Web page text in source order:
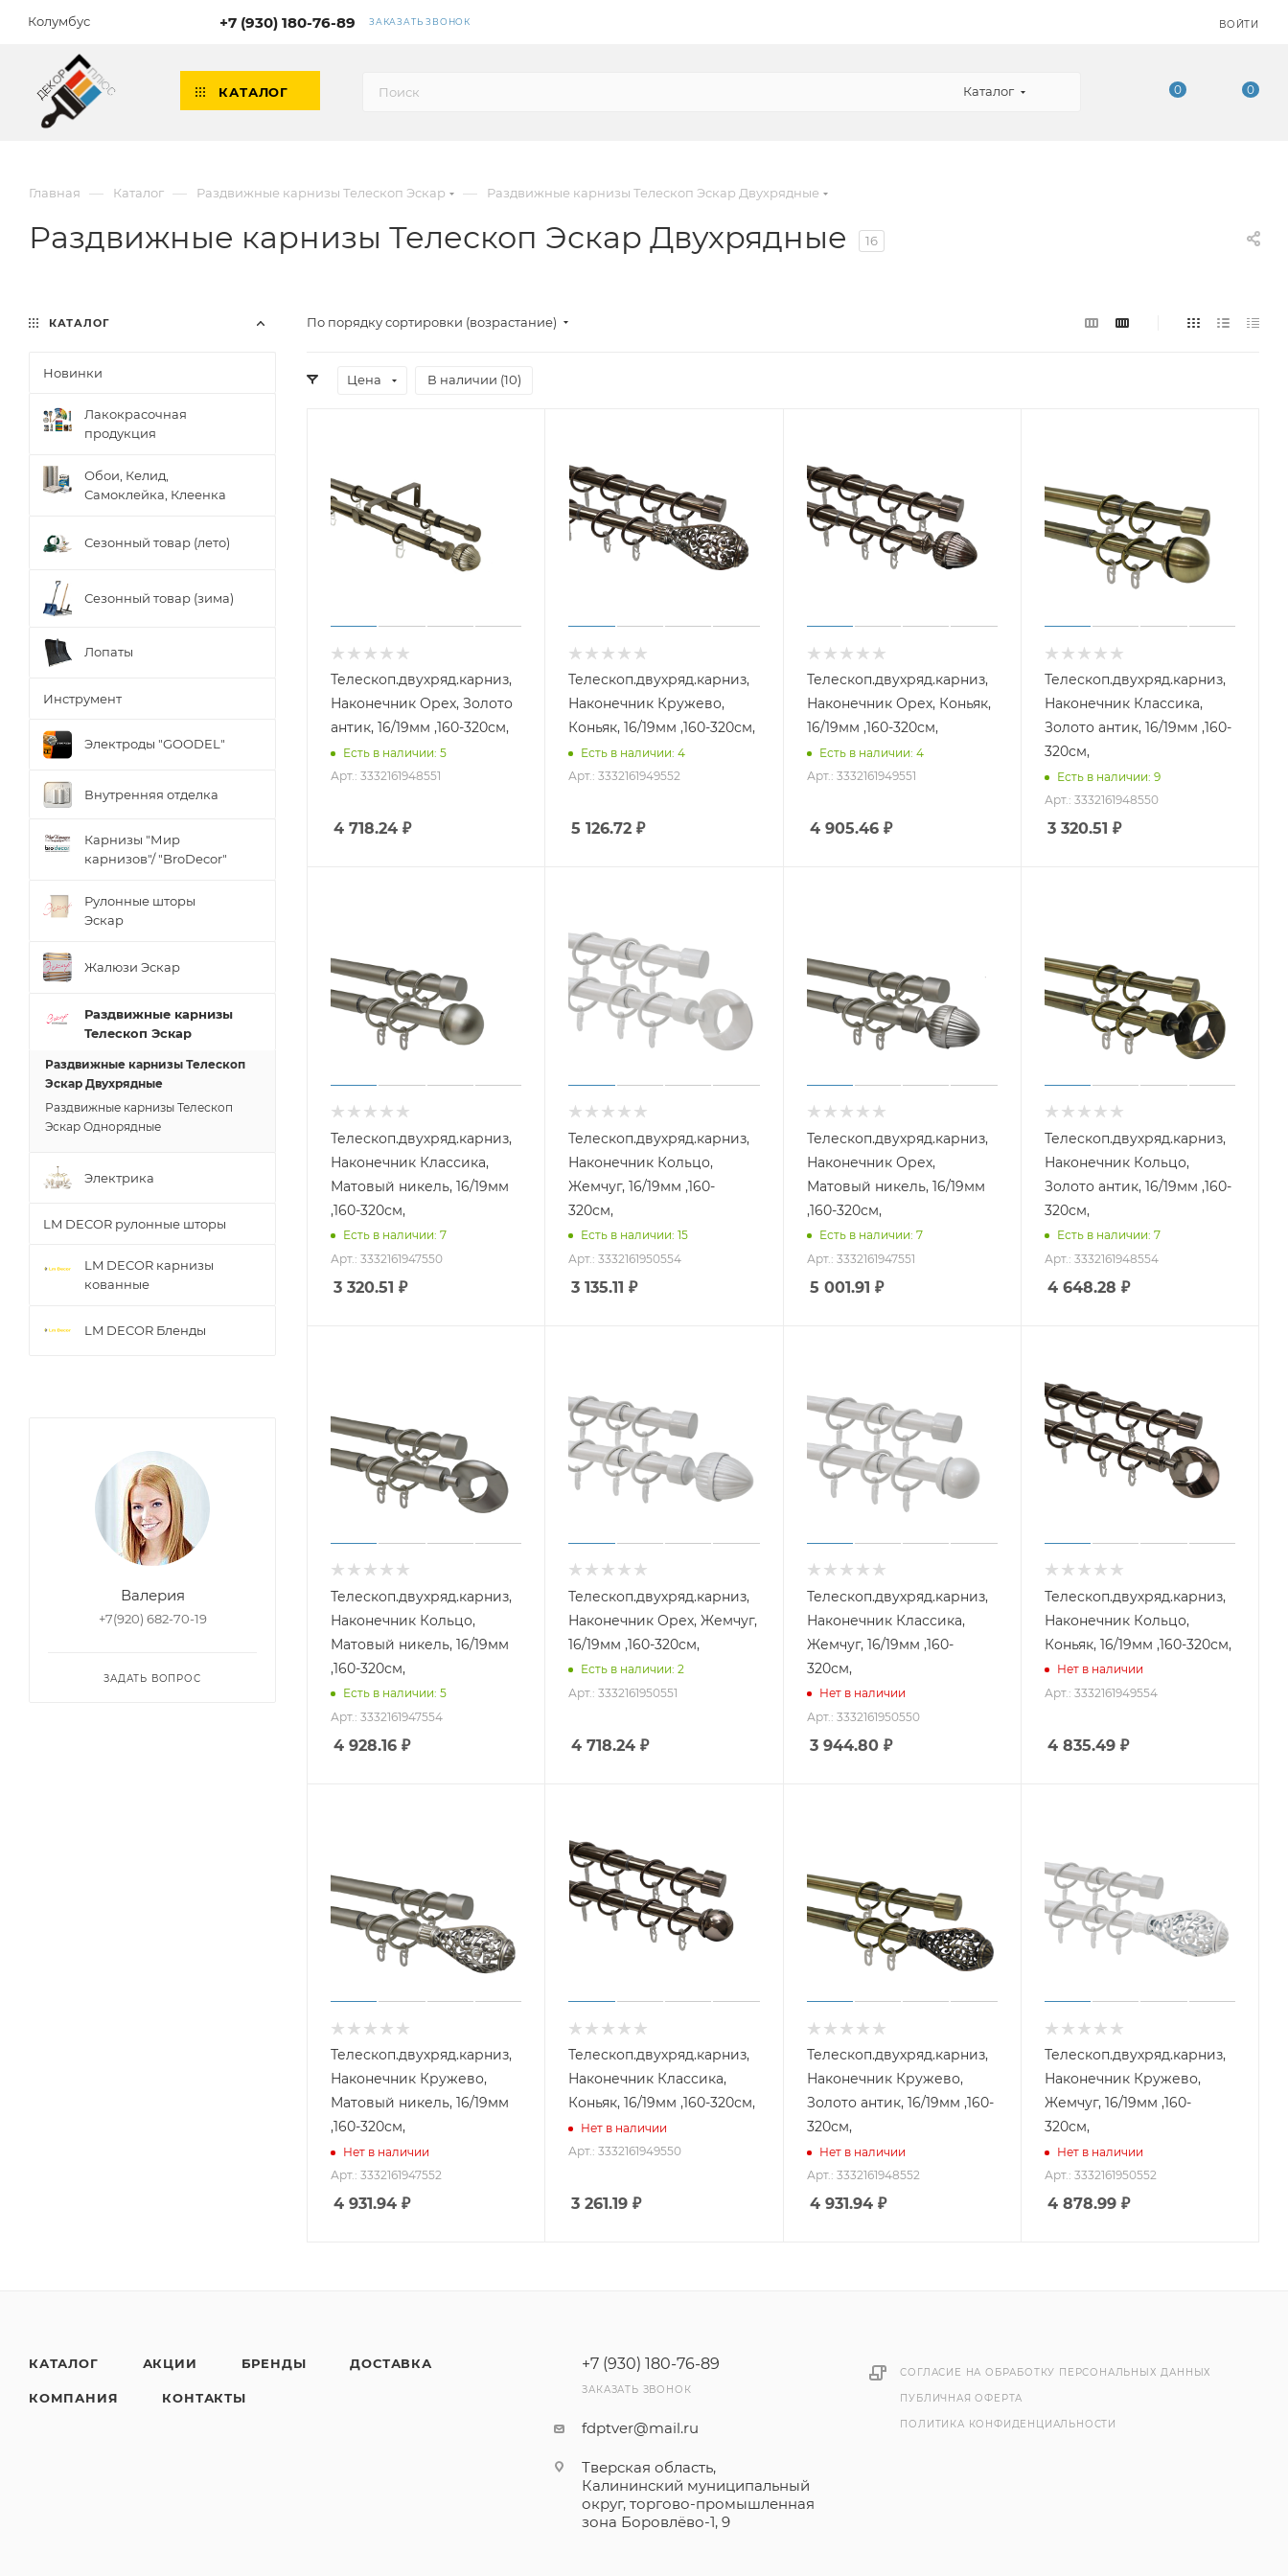
Колумбус +7 (930) 180-76-89 ЗАКАЗАТЬ ЗВОНОК ВОЙТИ
КАТАЛОГ Каталог 0 0
Главная — Каталог — Раздвижные карнизы Телескоп Эскар — Раздвижные карнизы Телескоп Эскар Двухрядные
Раздвижные карнизы Телескоп Эскар Двухрядные 16
По порядку сортировки (возрастание)
Цена В наличии (10)
Телескоп.двухряд.карниз,
Наконечник Орех, Золото
антик, 16/19мм ,160-320см,
Есть в наличии: 5
Арт.: 3332161948551
4 718.24 ₽
Телескоп.двухряд.карниз,
Наконечник Кружево,
Коньяк, 16/19мм ,160-320см,
Есть в наличии: 4
Арт.: 3332161949552
5 126.72 ₽
Телескоп.двухряд.карниз,
Наконечник Орех, Коньяк,
16/19мм ,160-320см,
Есть в наличии: 4
Арт.: 3332161949551
4 905.46₽
Телескоп.двухряд.карниз,
Наконечник Классика,
Золото антик, 16/19мм ,160-
320см,
Есть в наличии: 9
Арт.: 3332161948550
3 320.51 ₽
Телескоп.двухряд.карниз,
Наконечник Классика,
Матовый никель, 16/19мм
,160-320см,
Есть в наличии: 7
Арт.: 3332161947550
3 320.51 ₽
Телескоп.двухряд.карниз,
Наконечник Кольцо,
Жемчуг, 16/19мм ,160-
320см,
Есть в наличии: 15
Арт.: 3332161950554
3 135.11 ₽
Телескоп.двухряд.карниз,
Наконечник Орех,
Матовый никель, 16/19мм
,160-320см,
Есть в наличии: 7
Арт.: 3332161947551
5 001.91 ₽
Телескоп.двухряд.карниз,
Наконечник Кольцо,
Золото антик, 16/19мм ,160-
320см,
Есть в наличии: 7
Арт.: 3332161948554
4 648.28 ₽
Телескоп.двухряд.карниз,
Наконечник Кольцо,
Матовый никель, 16/19мм
,160-320см,
Есть в наличии: 5
Арт.: 3332161947554
4 928.16 ₽
Телескоп.двухряд.карниз,
Наконечник Орех, Жемчуг,
16/19мм ,160-320см,
Есть в наличии: 2
Арт.: 3332161950551
4 718.24 ₽
Телескоп.двухряд.карниз,
Наконечник Классика,
Жемчуг, 16/19мм ,160-
320см,
Нет в наличии
Арт.: 3332161950550
3 944.80₽
Телескоп.двухряд.карниз,
Наконечник Кольцо,
Коньяк, 16/19мм ,160-320см,
Нет в наличии
Арт.: 3332161949554
4 835.49₽
Телескоп.двухряд.карниз,
Наконечник Кружево,
Матовый никель, 16/19мм
,160-320см,
Нет в наличии
Арт.: 3332161947552
4 931.94 ₽
Телескоп.двухряд.карниз,
Наконечник Классика,
Коньяк, 16/19мм ,160-320см,
Нет в наличии
Арт.: 3332161949550
3 261.19 ₽
Телескоп.двухряд.карниз,
Наконечник Кружево,
Золото антик, 16/19мм ,160-
320см,
Нет в наличии
Арт.: 3332161948552
4 931.94₽
Телескоп.двухряд.карниз,
Наконечник Кружево,
Жемчуг, 16/19мм ,160-
320см,
Нет в наличии
Арт.: 3332161950552
4 878.99₽
КАТАЛОГ
Новинки
Лакокрасочная
продукция
Обои, Келид,
Самоклейка, Клеенка
Сезонный товар (лето)
Сезонный товар (зима)
Лопаты
Инструмент
Электроды "GOODEL"
Внутренняя отделка
Карнизы "Мир
карнизов"/ "BroDecor"
Рулонные шторы
Эскар
Жалюзи Эскар
Раздвижные карнизы
Телескоп Эскар
Раздвижные карнизы Телескоп
Эскар Двухрядные
Раздвижные карнизы Телескоп
Эскар Однорядные
Электрика
LM DECOR рулонные шторы
LM DECOR карнизы
кованные
LM DECOR Бленды
Валерия
+7(920) 682-70-19
ЗАДАТЬ ВОПРОС
КАТАЛОГ АКЦИИ БРЕНДЫ ДОСТАВКА
КОМПАНИЯ КОНТАКТЫ
+7 (930) 180-76-89
ЗАКАЗАТЬ ЗВОНОК
fdptver@mail.ru
Тверская область,
Калининский муниципальный
округ, торгово-промышленная
зона Боровлёво-1, 9
СОГЛАСИЕ НА ОБРАБОТКУ ПЕРСОНАЛЬНЫХ ДАННЫХ
ПУБЛИЧНАЯ ОФЕРТА
ПОЛИТИКА КОНФИДЕНЦИАЛЬНОСТИ